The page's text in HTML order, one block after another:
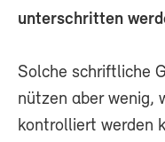
unterschritten
Solche schriftliche
nützen aber wenig,
kontrolliert werden